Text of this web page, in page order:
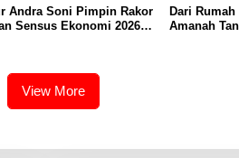
Andra Soni Pimpin Rakor
Sensus Ekonomi 2026
Dari
Amanah
View More